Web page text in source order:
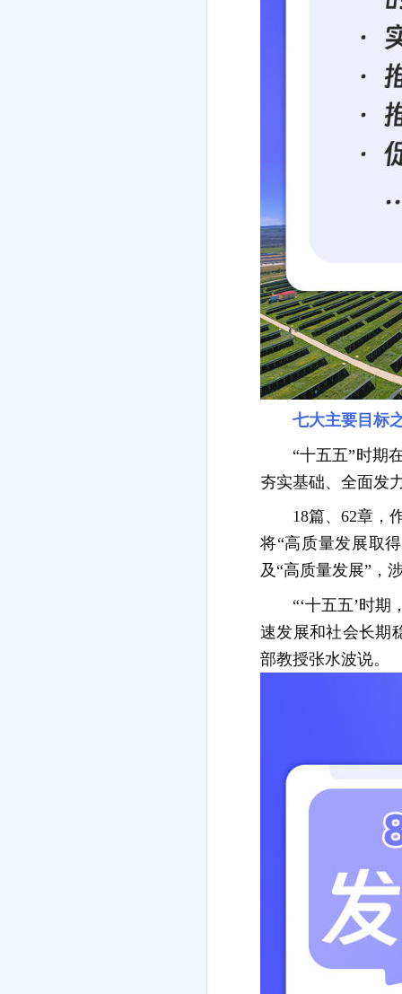
七大主要目标
“十五五”时期
夯实基础、全面发
18篇、62章，
将“高质量发展取
及“高质量发展”，
“‘十五五’时
速发展和社会长期
部教授张水波说。